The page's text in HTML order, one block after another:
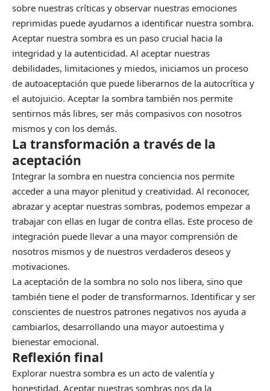
sobre nuestras críticas y observar nuestras emociones
reprimidas puede ayudarnos a identificar nuestra sombra.
Aceptar nuestra sombra es un paso crucial hacia la
integridad y la autenticidad. Al aceptar nuestras
debilidades, limitaciones y miedos, iniciamos un proceso
de autoaceptación que puede liberarnos de la autocrítica y
el autojuicio. Aceptar la sombra también nos permite
sentirnos más libres, ser más compasivos con nosotros
mismos y con los demás.
La transformación a través de la
aceptación
Integrar la sombra en nuestra conciencia nos permite
acceder a una mayor plenitud y creatividad. Al reconocer,
abrazar y aceptar nuestras sombras, podemos empezar a
trabajar con ellas en lugar de contra ellas. Este proceso de
integración puede llevar a una mayor comprensión de
nosotros mismos y de nuestros verdaderos deseos y
motivaciones.
La aceptación de la sombra no solo nos libera, sino que
también tiene el poder de transformarnos. Identificar y ser
conscientes de nuestros patrones negativos nos ayuda a
cambiarlos, desarrollando una mayor autoestima y
bienestar emocional.
Reflexión final
Explorar nuestra sombra es un acto de valentía y
honestidad. Aceptar nuestras sombras nos da la